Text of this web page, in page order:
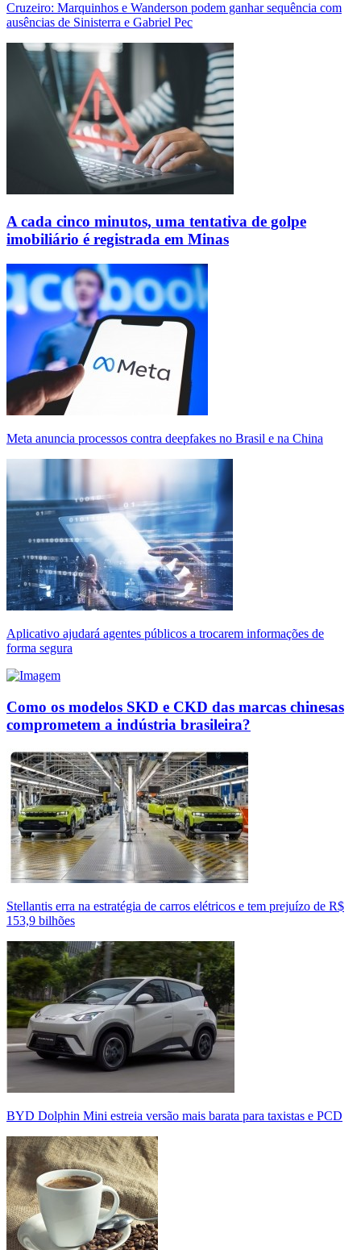
Cruzeiro: Marquinhos e Wanderson podem ganhar sequência com
ausências de Sinisterra e Gabriel Pec
A cada cinco minutos, uma tentativa de golpe
imobiliário é registrada em Minas
Meta anuncia processos contra deepfakes no Brasil e na China
Aplicativo ajudará agentes públicos a trocarem informações de
forma segura
Como os modelos SKD e CKD das marcas chinesas
comprometem a indústria brasileira?
Stellantis erra na estratégia de carros elétricos e tem prejuízo de R$
153,9 bilhões
BYD Dolphin Mini estreia versão mais barata para taxistas e PCD